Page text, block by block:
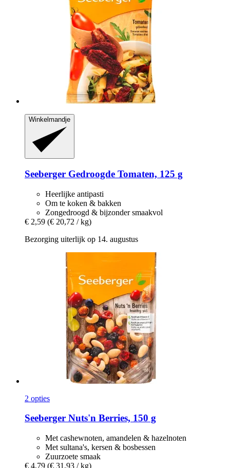
Winkelmandje
Seeberger Gedroogde Tomaten, 125 g
Heerlijke antipasti
Om te koken & bakken
Zongedroogd & bijzonder smaakvol
€ 2,59 (€ 20,72 / kg)
Bezorging uiterlijk op 14. augustus
2 opties
Seeberger Nuts'n Berries, 150 g
Met cashewnoten, amandelen & hazelnoten
Met sultana's, kersen & bosbessen
Zuurzoete smaak
€ 4,79 (€ 31,93 / kg)